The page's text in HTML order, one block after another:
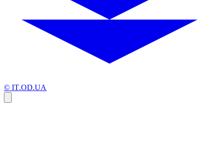
© IT.OD.UA